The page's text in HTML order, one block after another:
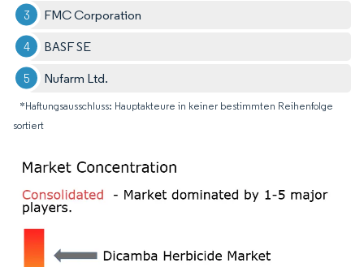
FMC Corporation
BASF SE
Nufarm Ltd.
*Haftungsausschluss: Hauptakteure in keiner bestimmten Reihenfolge
sortiert